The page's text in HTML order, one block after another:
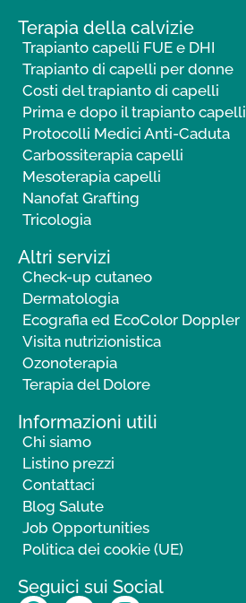
Terapia della calvizie
Trapianto capelli FUE e DHI
Trapianto di capelli per donne
Costi del trapianto di capelli
Prima e dopo il trapianto capelli
Protocolli Medici Anti-Caduta
Carbossiterapia capelli
Mesoterapia capelli
Nanofat Grafting
Tricologia
Altri servizi
Check-up cutaneo
Dermatologia
Ecografia ed EcoColor Doppler
Visita nutrizionistica
Ozonoterapia
Terapia del Dolore
Informazioni utili
Chi siamo
Listino prezzi
Contattaci
Blog Salute
Job Opportunities
Politica dei cookie (UE)
Seguici sui Social